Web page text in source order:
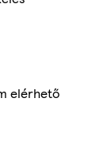
elérhető